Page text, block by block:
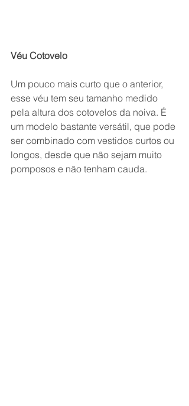
Véu Cotovelo
Um pouco mais curto que o anterior,
esse véu tem seu tamanho medido
pela altura dos cotovelos da noiva. É
um modelo bastante versátil, que pode
ser combinado com vestidos curtos ou
longos, desde que não sejam muito
pomposos e não tenham cauda.